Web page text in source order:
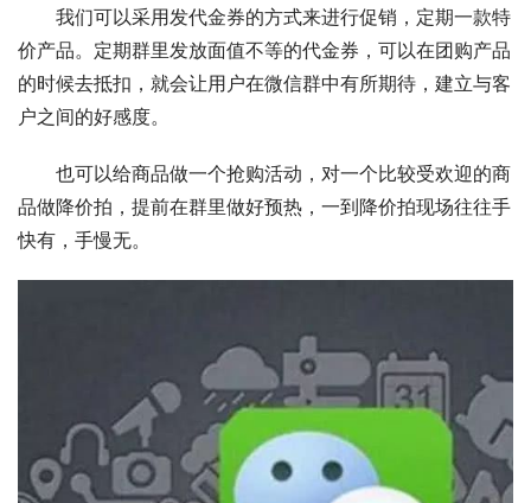
我们可以采用发代金券的方式来进行促销，定期一款特
价产品。定期群里发放面值不等的代金券，可以在团购产品
的时候去抵扣，就会让用户在微信群中有所期待，建立与客
户之间的好感度。
也可以给商品做一个抢购活动，对一个比较受欢迎的商
品做降价拍，提前在群里做好预热，一到降价拍现场往往手
快有，手慢无。